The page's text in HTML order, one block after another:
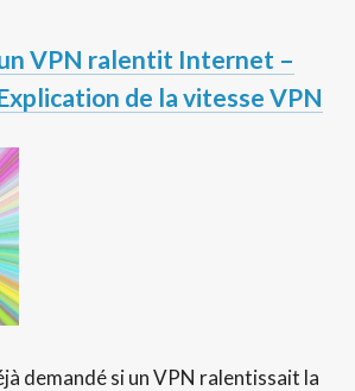
VPN ralentit Internet –
de la vitesse VPN
demandé si un VPN ralentissait la